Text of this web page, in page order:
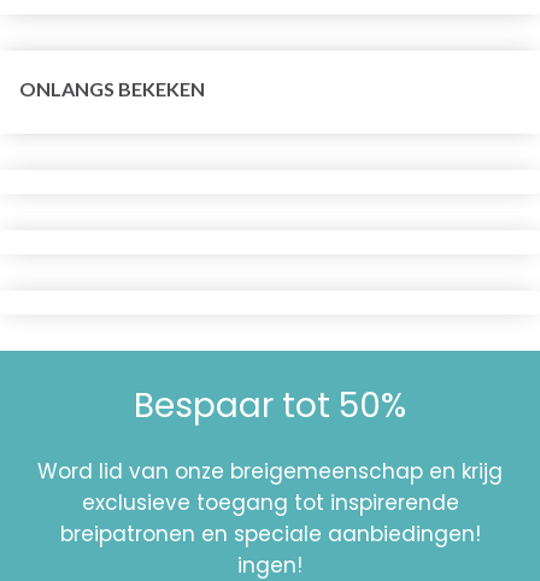
ONLANGS BEKEKEN
Bespaar tot 50%
Word lid van onze breigemeenschap en krijg
exclusieve toegang tot inspirerende
breipatronen en speciale aanbiedingen!
ingen!